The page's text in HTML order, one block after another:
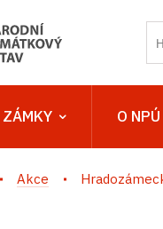
ZÁMKY O NPÚ
Akce